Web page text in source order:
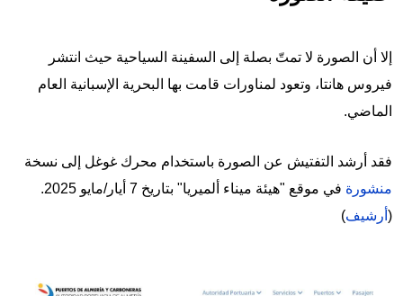
إلا أن الصورة لا تمتّ بصلة إلى السفينة السياحية حيث انتشر
فيروس هانتا، وتعود لمناورات قامت بها البحرية الإسبانية العام
الماضي.
فقد أرشد التفتيش عن الصورة باستخدام محرك غوغل إلى نسخة
منشورة
في موقع "هيئة ميناء ألميريا" بتاريخ 7 أيار/مايو 2025.
( أرشيف)
Image